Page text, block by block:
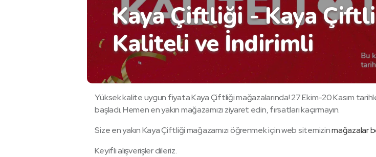
Kaya Çiftliği - Kaya
Kaliteli ve İndirimli
Yüksek kalite uygun fiyata Kaya Çiftliği mağazalarında! 27 Ekim-20 Kasım
başladı. Hemen en yakın mağazamızı ziyaret edin, fırsatları kaçırmayın.
Size en yakın Kaya Çiftliği mağazamızı öğrenmek için web sitemizinmağazalar
Keyifli alışverişler dileriz.